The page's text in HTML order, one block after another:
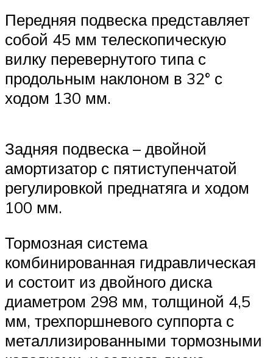
Передняя подвеска представляет
собой 45 мм телескопическую
вилку перевернутого типа с
продольным наклоном в 32° с
ходом 130 мм.
Задняя подвеска – двойной
амортизатор с пятиступенчатой
регулировкой преднатяга и ходом
100 мм.
Тормозная система
комбинированная гидравлическая
и состоит из двойного диска
диаметром 298 мм, толщиной 4,5
мм, трехпоршневого суппорта с
металлизированными тормозными